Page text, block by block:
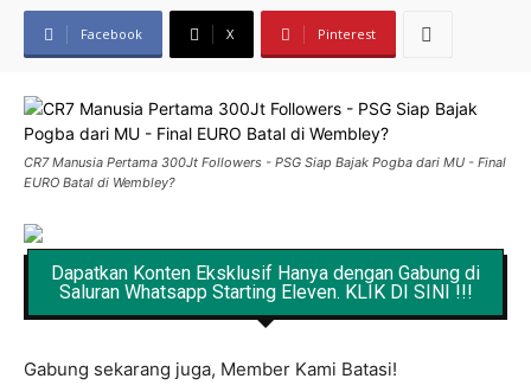
Facebook X Pinterest
CR7 Manusia Pertama 300Jt Followers - PSG Siap Bajak Pogba dari MU - Final
EURO Batal di Wembley?
Dapatkan Konten Eksklusif Hanya dengan Gabung di
Saluran Whatsapp Starting Eleven. KLIK DI SINI !!!
Gabung sekarang juga, Member Kami Batasi!